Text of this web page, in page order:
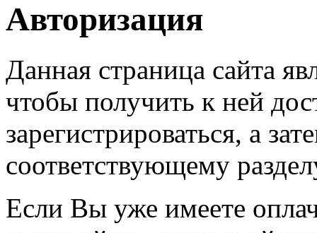
Авторизация
Данная страница сайта
чтобы получить к ней
зарегистрироваться, а
соответствующему
Если Вы уже имеете